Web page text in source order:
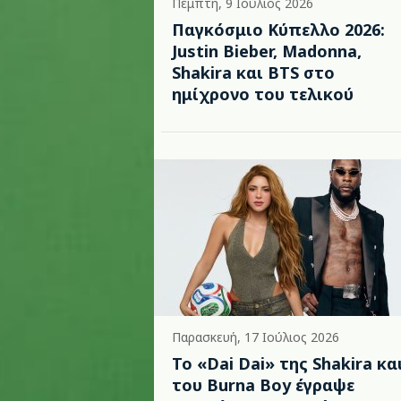
Παγκόσμιο Κύπελλο 2026:
Justin Bieber, Madonna,
Shakira και BTS στο
ημίχρονο του τελικού
Παρασκευή, 17 Ιούλιος 2026
To «Dai Dai» της Shakira
του Burna Boy έγραψε